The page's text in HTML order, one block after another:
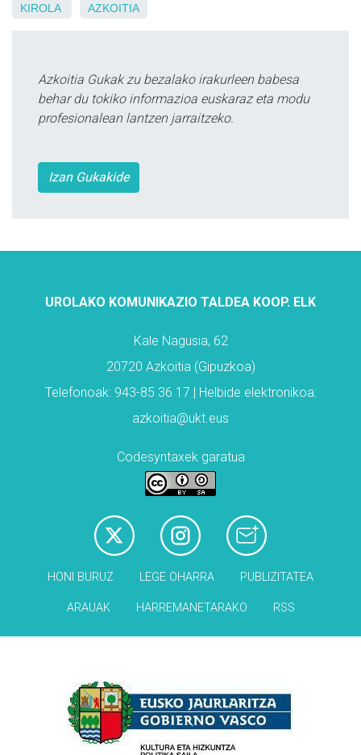
KIROLA AZKOITIA
Azkoitia Gukak zu bezalako irakurleen babesa
behar du tokiko informazioa euskaraz eta modu
profesionalean lantzen jarraitzeko.
Izan Gukakide
UROLAKO KOMUNIKAZIO TALDEA KOOP. ELK
Kale Nagusia, 62
20720 Azkoitia (Gipuzkoa)
Telefonoak: 943-85 36 17 | Helbide elektronikoa:
azkoitia@ukt.eus
Codesyntaxek garatua
HONI BURUZ LEGE OHARRA PUBLIZITATEA
ARAUAK HARREMANETARAKO RSS